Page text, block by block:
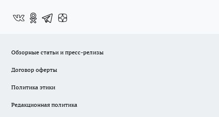
Обзорные статьи и пресс-релизы
Договор оферты
Политика этики
Редакционная политика